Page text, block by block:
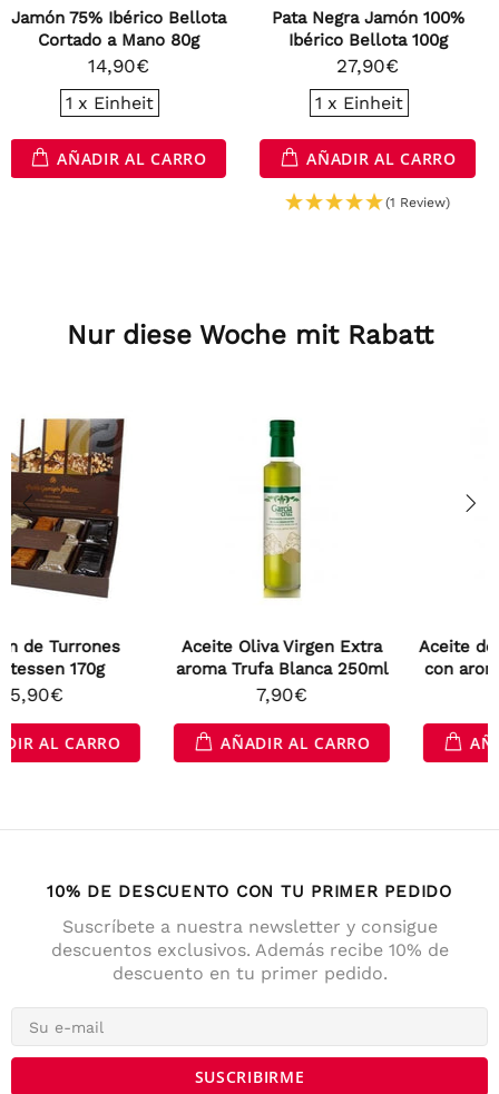
Pata Negra Jamón 100%
Ibérico Bellota 100g
27,90€
1 x Einheit
AÑADIR AL CARRO
Cinco Jotas Pata Negra
Jamón 100% Ibérico Bellota
de Jabugo 80g
29,90€
AGOTADO
Nur diese Woche mit Rabatt
Aceite Oliva Virgen Extra
aroma Trufa Blanca 250ml
AÑADIR AL CARRO
Aceite de Oliva Virgen Extra
con aroma de Chile 250ml
AÑADIR AL CARRO
10% DE DESCUENTO CON TU PRIMER PEDIDO
Suscríbete a nuestra newsletter y consigue
descuentos exclusivos. Además recibe 10% de
descuento en tu primer pedido.
Reseñas
Anonym
Cliente verificado